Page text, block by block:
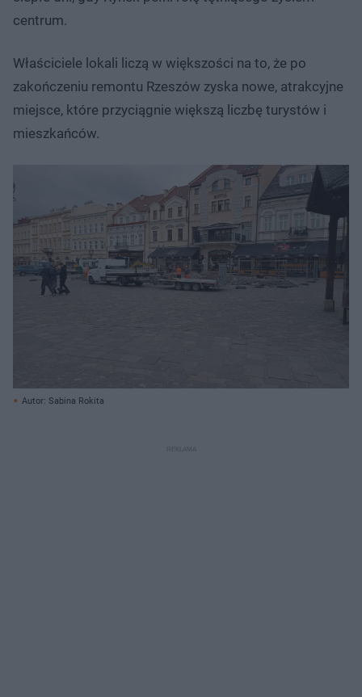
centrum.
Właściciele lokali liczą w większości na to, że po
zakończeniu remontu Rzeszów zyska nowe, atrakcyjne
miejsce, które przyciągnie większą liczbę turystów i
mieszkańców.
Autor: Sabina Rokita